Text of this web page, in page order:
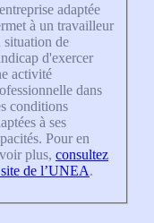
adaptée
à un travailleur
situation de
d'exercer
activité
dans
conditions
à ses
Pour en
plus, consultez
de l’UNEA.